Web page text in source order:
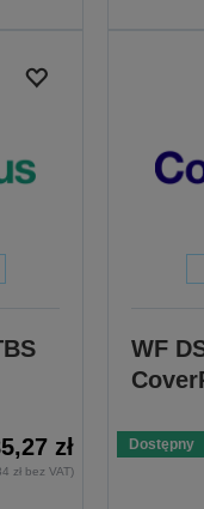
zł
zł bez VAT)
WF
Dostępny